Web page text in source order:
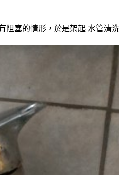
塞的情形，於是架起 水管清